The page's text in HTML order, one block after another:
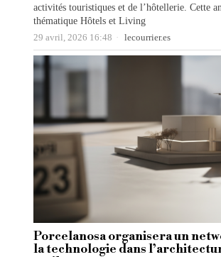
activités touristiques et de l’hôtellerie. Cette
thématique Hôtels et Living
29 avril, 2026 16:48 lecourrier.es
Porcelanosa organisera un
la technologie dans